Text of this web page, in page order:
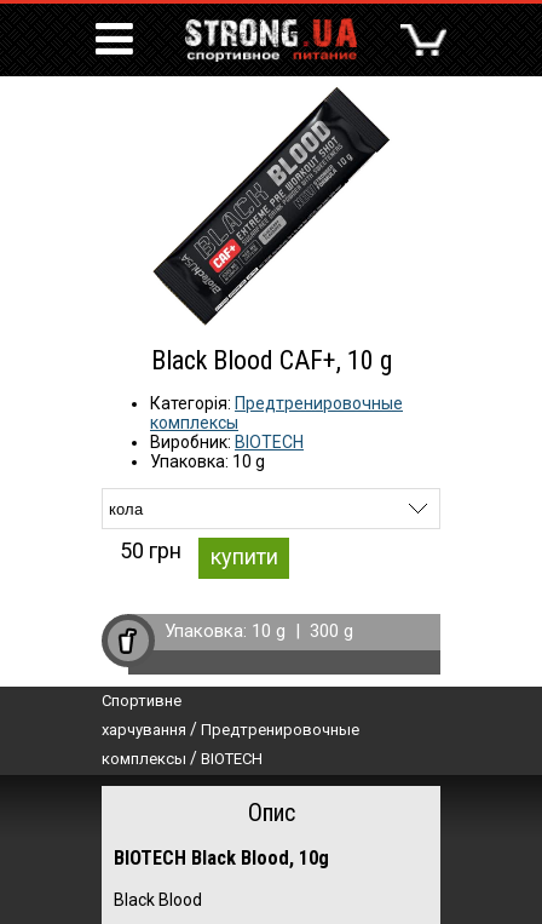
Black Blood CAF+, 10 g
Категорія: Предтренировочные
комплексы
Виробник: BIOTECH
Упаковка: 10 g
50 грн купити
Упаковка: 10 g | 300 g
Спортивне
харчування / Предтренировочные
комплексы / BIOTECH
Опис
BIOTECH Black Blood, 10g
Black Blood